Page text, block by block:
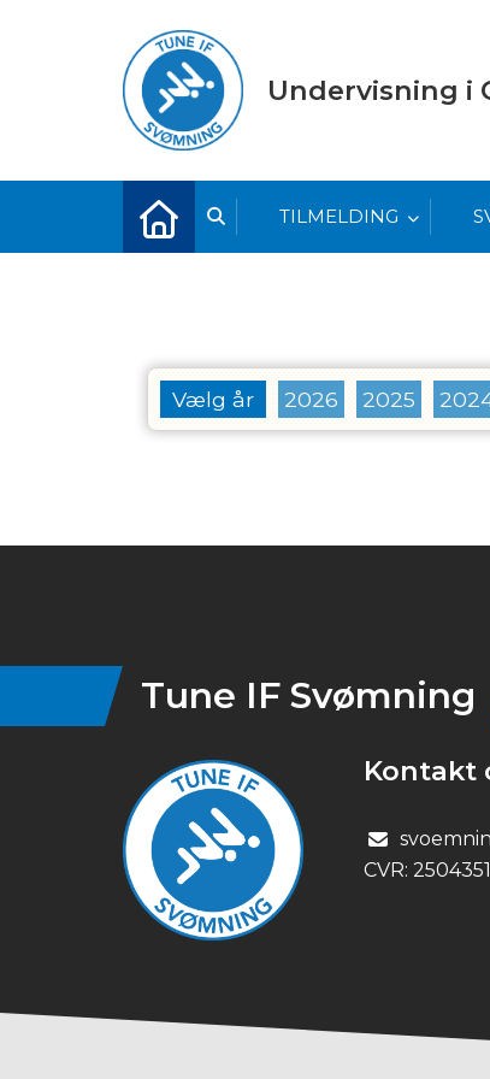
Undervisning i
TILMELDING
Vælg år 2026 2025
Tune IF Svømning
Kontakt
CVR: